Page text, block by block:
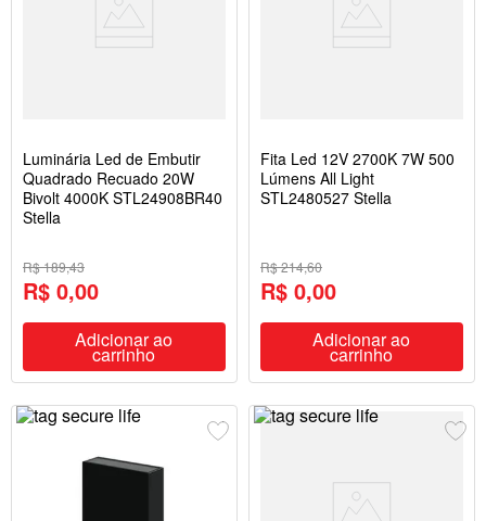
Luminária Led de Embutir
Quadrado Recuado 20W
Bivolt 4000K STL24908BR40
Stella
R$ 189,43
R$ 0,00
Adicionar ao
carrinho
Fita Led 12V 2700K 7W 500
Lúmens All Light
STL2480527 Stella
R$ 214,60
R$ 0,00
Adicionar ao
carrinho